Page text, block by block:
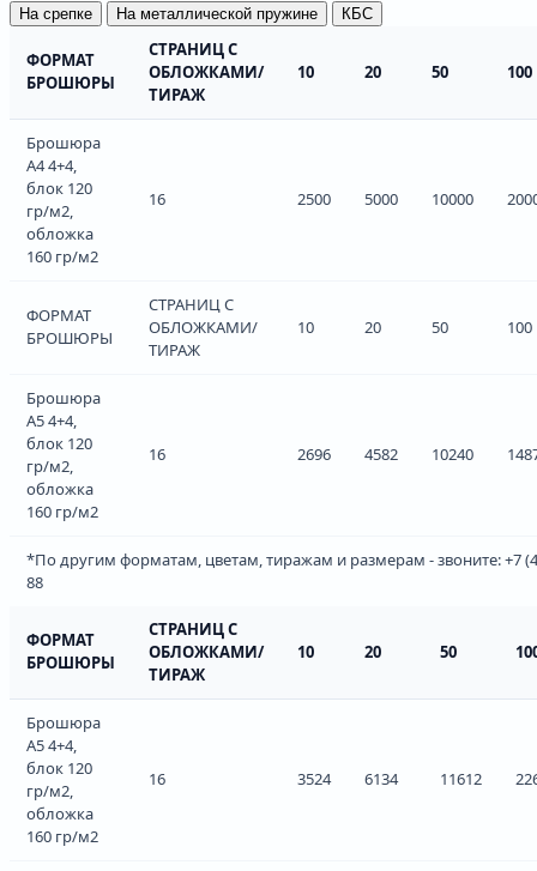
На срепке На металлической пружине КБС
ФОРМАТ
БРОШЮРЫ
СТРАНИЦ С
ОБЛОЖКАМИ/
ТИРАЖ
10 20 50 100
Брошюра
А4 4+4,
блок 120
гр/м2,
обложка
160 гр/м2
16 2500 5000 10000
ФОРМАТ
БРОШЮРЫ
СТРАНИЦ С
ОБЛОЖКАМИ/
ТИРАЖ
10 20 50 100
Брошюра
А5 4+4,
блок 120
гр/м2,
обложка
160 гр/м2
16 2696 4582 10240
*По другим форматам, цветам, тиражам и размерам - звоните: +7
88
ФОРМАТ
БРОШЮРЫ
СТРАНИЦ С
ОБЛОЖКАМИ/
ТИРАЖ
10 20 50
Брошюра
А5 4+4,
блок 120
гр/м2,
обложка
160 гр/м2
16 3524 6134 11612